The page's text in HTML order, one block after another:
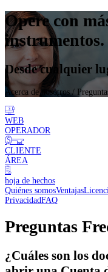
Opere con
instrumentos.
Desde cualquier
Acerca de nosotros/
WEB
OPERADOR
CLIENTE
ÁREA
hoja de hechos
Quiénes somosVentajas
PrivacidadFAQ
Preguntas
¿Cuáles son los